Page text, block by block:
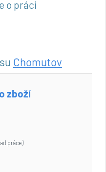
o práci
Chomutov
zboží
práce)